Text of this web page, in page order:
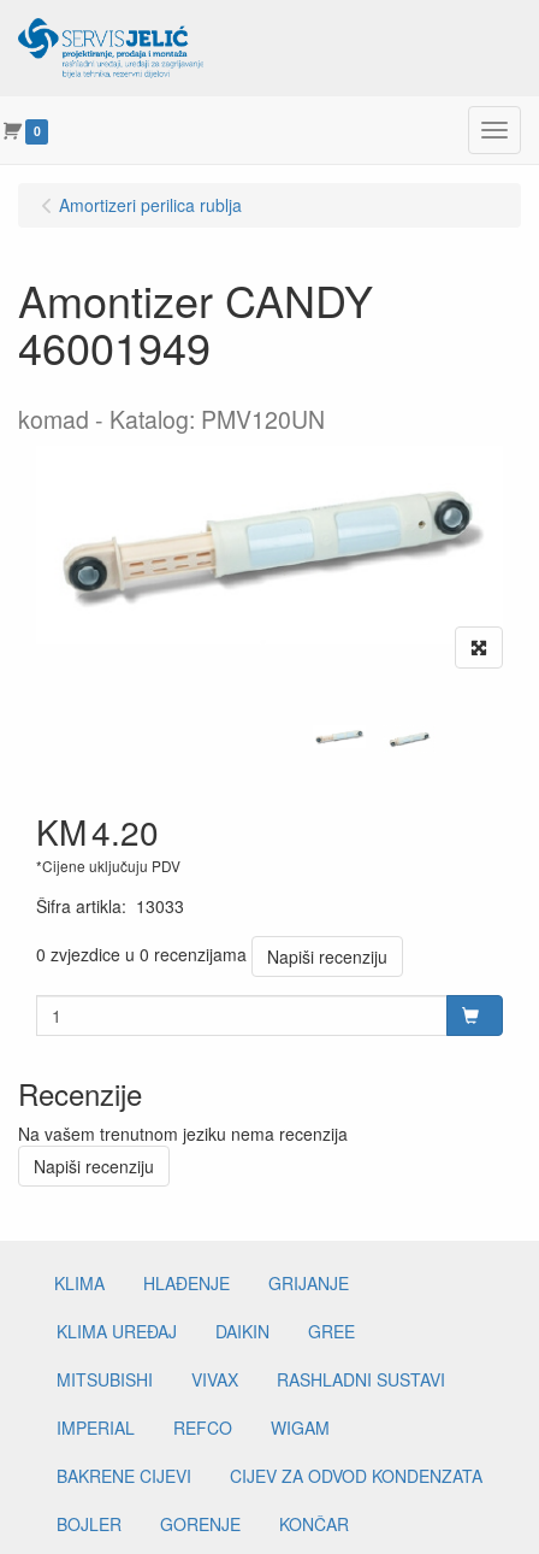
0 Menu
Amortizeri perilica rublja
Amontizer CANDY
46001949
komad Katalog: PMV120UN
KM4.20
*Cijene uključuju PDV
Šifra artikla: 13033
0 zvjezdice u 0 recenzijama
Napiši recenziju
Recenzije
Na vašem trenutnom jeziku nema recenzija
Napiši recenziju
KLIMA HLAĐENJE
GRIJANJE
KLIMA UREĐAJ
DAIKIN
GREE
MITSUBISHI
VIVAX
RASHLADNI SUSTAVI
IMPERIAL
REFCO
WIGAM
BAKRENE CIJEVI
CIJEV ZA ODVOD KONDENZATA
BOJLER
GORENJE
KONČAR